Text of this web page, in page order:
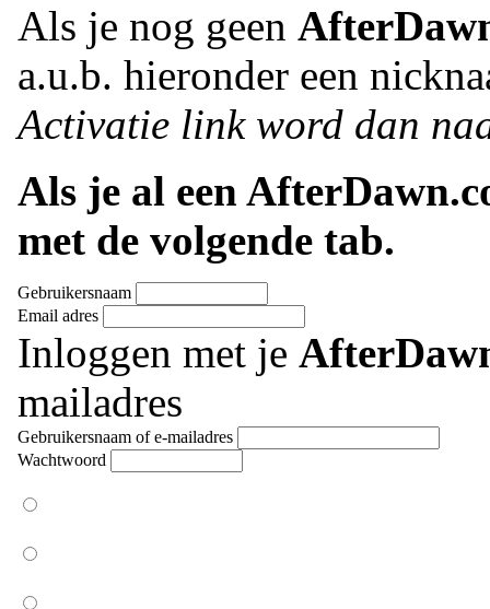
Als je nog geen
a.u.b. hieronder een
Activatie link word dan
Als je al een
met de volgende tab.
Gebruikersnaam
Email adres
Inloggen met je
mailadres
Gebruikersnaam of e-mailadres
Wachtwoord